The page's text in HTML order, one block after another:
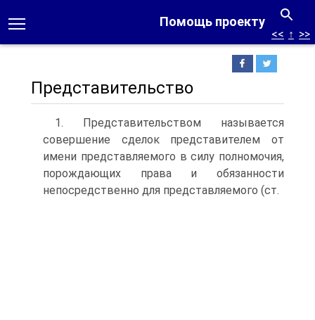
Помощь проекту
<< ↑ >>
Представительство
1. Представительством называется
совершение сделок представителем от
имени представляемого в силу полномочия,
порождающих права и обязанности
непосредственно для представляемого (ст.